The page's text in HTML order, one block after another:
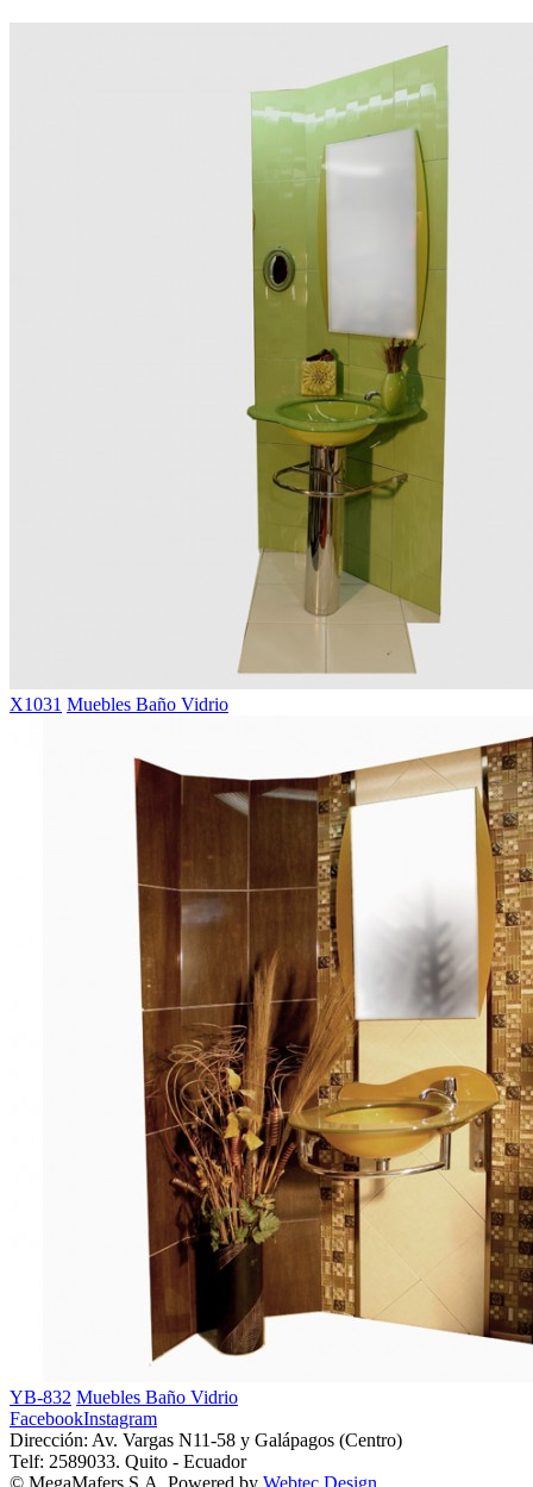
X1031 Muebles Baño Vidrio
YB-832 Muebles Baño Vidrio
FacebookInstagram
Dirección: Av. Vargas N11-58 y Galápagos (Centro)
Telf: 2589033. Quito - Ecuador